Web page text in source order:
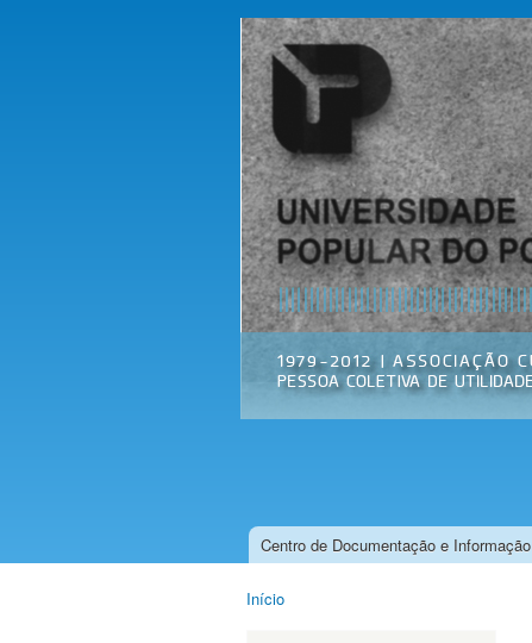
Universidade
Popular do
Porto
Associação
Cultural
Menu principal
Centro de Documentação e Informação
Início